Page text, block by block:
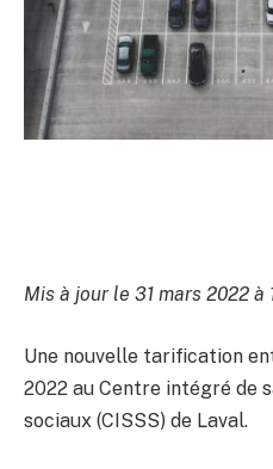
Mis à jour le 31 mars 2022 à
Une nouvelle tarification
2022 au Centre intégré de
sociaux (CISSS) de Laval.